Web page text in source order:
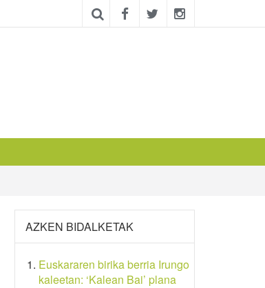
AZKEN BIDALKETAK
Euskararen birika berria Irungo
kaleetan: ‘Kalean Bai’ plana